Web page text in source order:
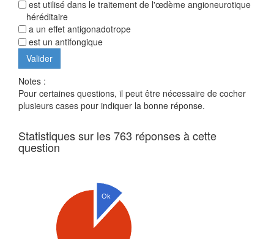
est utilisé dans le traitement de l'œdème angioneurotique
héréditaire
a un effet antigonadotrope
est un antifongique
Notes :
Pour certaines questions, il peut être nécessaire de cocher
plusieurs cases pour indiquer la bonne réponse.
Statistiques sur les 763 réponses à cette
question
Ok